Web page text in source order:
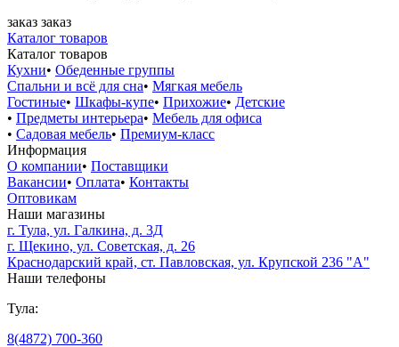
заказ заказ
Каталог товаров
Каталог товаров
Кухни• Обеденные группы
Спальни и всё для сна• Мягкая мебель
Гостиные• Шкафы-купе• Прихожие• Детские
• Предметы интерьера• Мебель для офиса
• Садовая мебель• Премиум-класс
Информация
О компании• Поставщики
Вакансии• Оплата• Контакты
Оптовикам
Наши магазины
г. Тула, ул. Галкина, д. 3Д
г. Щекино, ул. Советская, д. 26
Краснодарский край, ст. Павловская, ул. Крупской 236 "А"
Наши телефоны
Тула:
8(4872) 700-360